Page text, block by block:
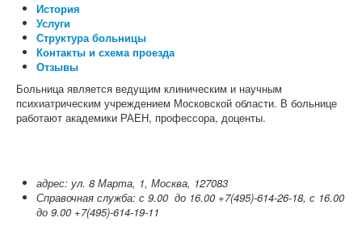
История
Услуги
Структура больницы
Контакты и схема проезда
Отзывы
Больница является ведущим клиническим и научным
психиатрическим учреждением Московской области. В больнице
работают академики РАЕН, профессора, доценты.
адрес: ул. 8 Марта, 1, Москва, 127083
Справочная служба: с 9.00 до 16.00 +7(495)-614-26-18, с 16.00
до 9.00 +7(495)-614-19-11